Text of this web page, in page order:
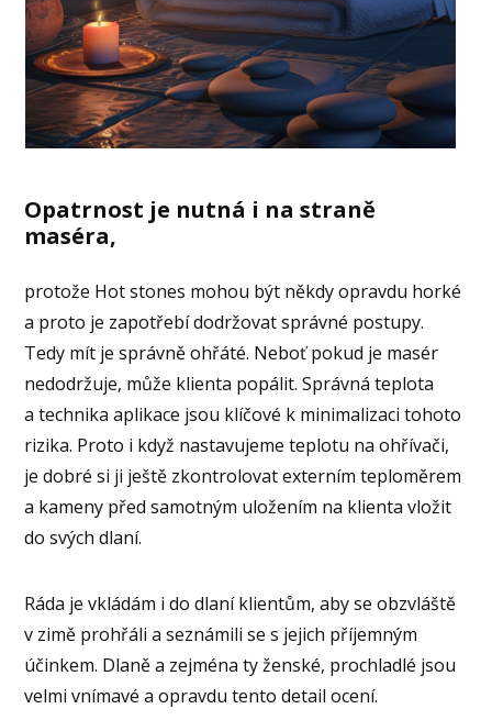
Opatrnost je nutná i na straně
maséra,
protože Hot stones mohou být někdy opravdu horké
a proto je zapotřebí dodržovat správné postupy.
Tedy mít je správně ohřáté. Neboť pokud je masér
nedodržuje, může klienta popálit. Správná teplota
a technika aplikace jsou klíčové k minimalizaci tohoto
rizika. Proto i když nastavujeme teplotu na ohřívači,
je dobré si ji ještě zkontrolovat externím teploměrem
a kameny před samotným uložením na klienta vložit
do svých dlaní.
Ráda je vkládám i do dlaní klientům, aby se obzvláště
v zimě prohřáli a seznámili se s jejich příjemným
účinkem. Dlaně a zejména ty ženské, prochladlé jsou
velmi vnímavé a opravdu tento detail ocení.